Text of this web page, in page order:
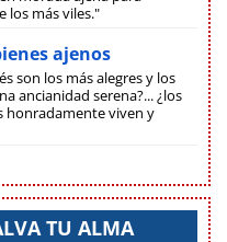
los más viles."
ajenos
son los más alegres y los
ancianidad serena?... ¿los
honradamente viven y
TU ALMA